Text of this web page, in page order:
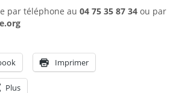
par téléphone au 04 75 35 87 34 ou par
Imprimer
Plus